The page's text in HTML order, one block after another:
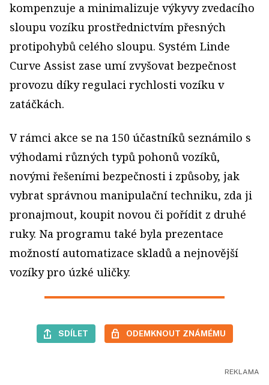
kompenzuje a minimalizuje výkyvy zvedacího
sloupu vozíku prostřednictvím přesných
protipohybů celého sloupu. Systém Linde
Curve Assist zase umí zvyšovat bezpečnost
provozu díky regulaci rychlosti vozíku v
zatáčkách.
V rámci akce se na 150 účastníků seznámilo s
výhodami různých typů pohonů vozíků,
novými řešeními bezpečnosti i způsoby, jak
vybrat správnou manipulační techniku, zda ji
pronajmout, koupit novou či pořídit z druhé
ruky. Na programu také byla prezentace
možností automatizace skladů a nejnovější
vozíky pro úzké uličky.
SDÍLET ODEMKNOUT ZNÁMÉMU